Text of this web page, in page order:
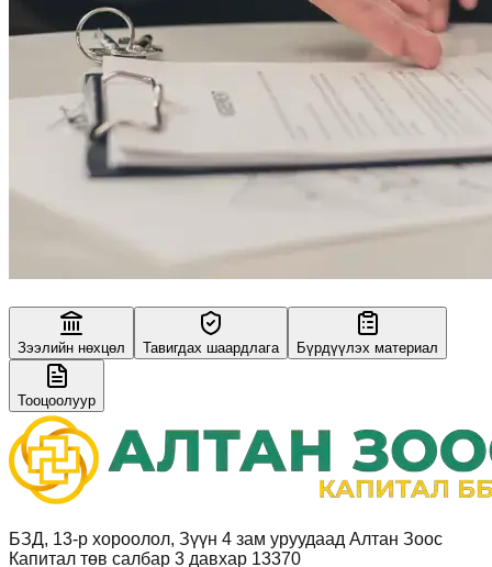
Зээлийн нөхцөл Тавигдах шаардлага Бүрдүүлэх материал
Тооцоолуур
БЗД, 13-р хороолол, Зүүн 4 зам уруудаад Алтан Зоос
Капитал төв салбар 3 давхар 13370